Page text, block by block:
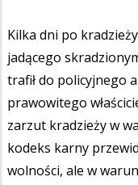
Kilka dni po
jadącego
trafił do policyjnego
prawowitego
zarzut kradzieży w
kodeks karny
wolności, ale w